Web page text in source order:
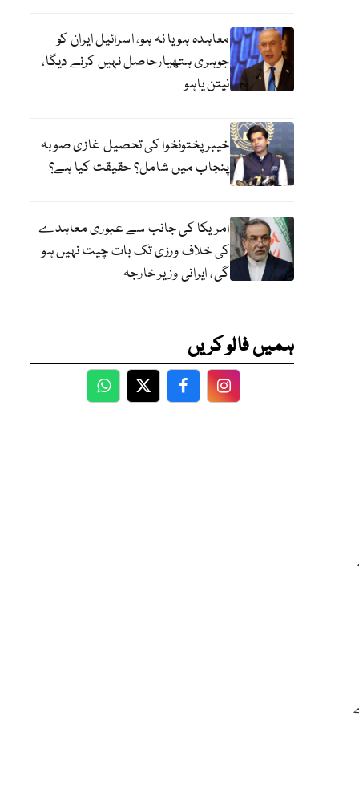
معاہدہ ہو یا نہ ہو، اسرائیل ایران کو
جوہری ہتھیارحاصل نہیں کرنے دیگا،
نیتن یاہو
خیبر پختونخوا کی تحصیل غازی صوبہ
پنجاب میں شامل؟ حقیقت کیا ہے؟
امریکا کی جانب سے عبوری معاہدے
کی خلاف ورزی تک بات چیت نہیں ہو
گی، ایرانی وزیر خارجہ
ہمیں فالو کریں
WhatsApp
TwitterFacebookFacebook